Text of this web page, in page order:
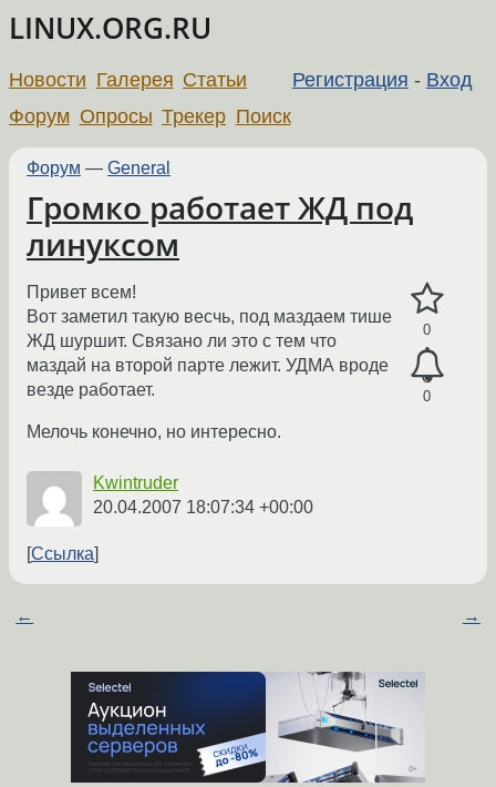
LINUX.ORG.RU
Регистрация - Вход
Новости Галерея Статьи
Форум Опросы Трекер Поиск
Форум — General
Громко работает ЖД под
линуксом
0
0
Привет всем!
Вот заметил такую весчь, под маздаем тише
ЖД шуршит. Связано ли это с тем что
маздай на второй парте лежит. УДМА вроде
везде работает.
Мелочь конечно, но интересно.
Kwintruder
20.04.2007 18:07:34 +00:00
Ссылка
← →